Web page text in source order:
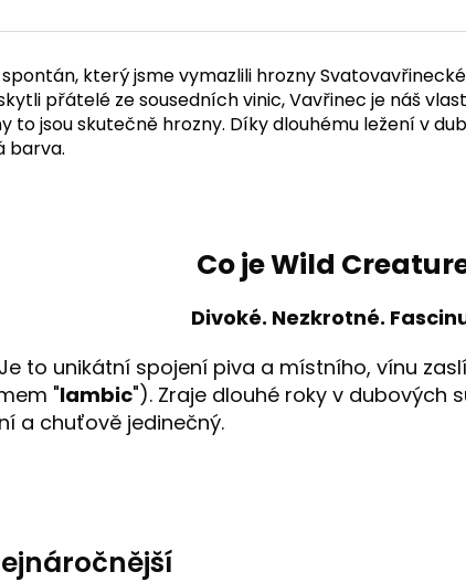
který jsme vymazlili hrozny
přátelé ze sousedních vinic, Vavřinec je náš
to jsou skutečně hrozny. Díky dlouhému ležení v
barva.
Co je Wild
Divoké. Nezkrotné.
to unikátní spojení piva a místního, vínu
"lambic"). Zraje dlouhé roky v dubových
a chuťově jedinečný.